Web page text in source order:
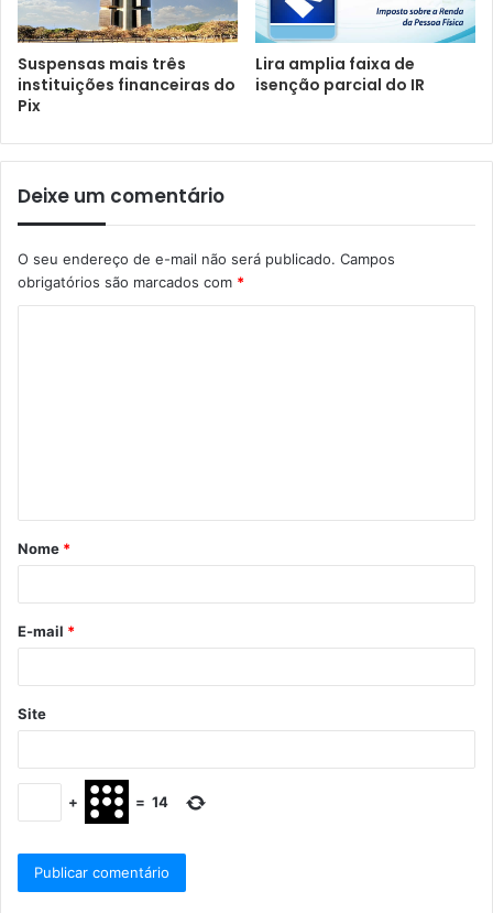
Suspensas mais três
instituições financeiras do
Pix
Lira amplia faixa de
isenção parcial do IR
Deixe um comentário
O seu endereço de e-mail não será publicado. Campos
obrigatórios são marcados com *
Nome *
E-mail *
Site
+ = 14